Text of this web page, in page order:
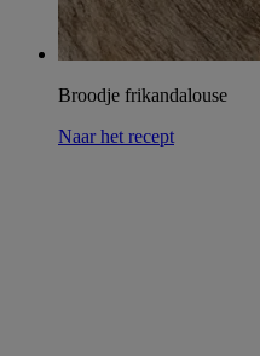
Broodje frikandalouse
Naar het recept